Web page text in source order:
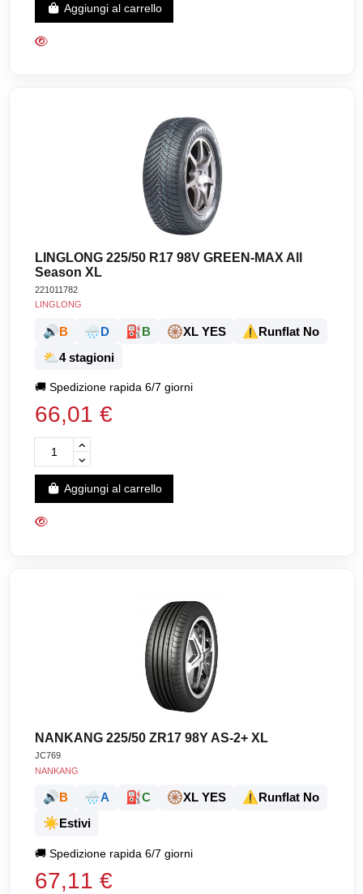
Aggiungi al carrello
LINGLONG 225/50 R17 98V GREEN-MAX All
Season XL
221011782
LINGLONG
🔊B 🌧️D ⛽B 🛞XL YES ⚠️Runflat No
⛅4 stagioni
🚚Spedizione rapida 6/7 giorni
66,01 €
Aggiungi al carrello
NANKANG 225/50 ZR17 98Y AS-2+ XL
JC769
NANKANG
🔊B 🌧️A ⛽C 🛞XL YES ⚠️Runflat No
☀️Estivi
🚚Spedizione rapida 6/7 giorni
67,11 €